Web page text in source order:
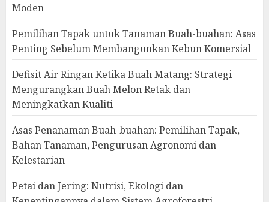
Moden
Pemilihan Tapak untuk Tanaman Buah-buahan: Asas
Penting Sebelum Membangunkan Kebun Komersial
Defisit Air Ringan Ketika Buah Matang: Strategi
Mengurangkan Buah Melon Retak dan
Meningkatkan Kualiti
Asas Penanaman Buah-buahan: Pemilihan Tapak,
Bahan Tanaman, Pengurusan Agronomi dan
Kelestarian
Petai dan Jering: Nutrisi, Ekologi dan